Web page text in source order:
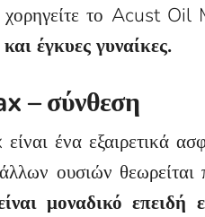
χορηγείτε το Acust Oil
έγκυες γυναίκες.
– σύνθεση
ένα εξαιρετικά
ουσιών
μοναδικό επειδή